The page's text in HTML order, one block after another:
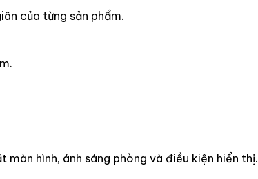
của từng sản phẩm.
hình, ánh sáng phòng và điều kiện hiển thị.